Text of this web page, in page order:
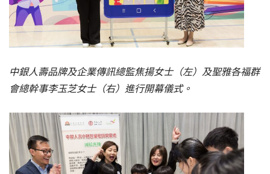
中銀人壽品牌及企業傳訊總監焦揚女士（左）及聖雅各福群
會總幹事李玉芝女士（右）進行開幕儀式。